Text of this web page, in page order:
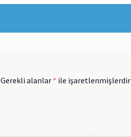
Gerekli alanlar * ile işaretlenmişlerdir